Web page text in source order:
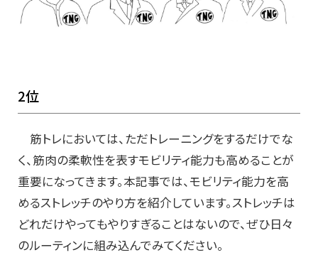
2位
筋トレにおいては、ただトレーニングをするだけでな
く、筋肉の柔軟性を表すモビリティ能力も高めることが
重要になってきます。本記事では、モビリティ能力を高
めるストレッチのやり方を紹介しています。ストレッチは
どれだけやってもやりすぎることはないので、ぜひ日々
のルーティンに組み込んでみてください。